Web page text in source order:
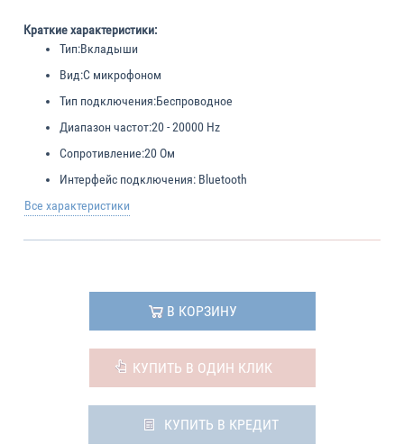
Краткие характеристики:
Тип:Вкладыши
Вид:С микрофоном
Тип подключения:Беспроводное
Диапазон частот:20 - 20000 Hz
Сопротивление:20 Ом
Интерфейс подключения: Bluetooth
Все характеристики
В КОРЗИНУ
КУПИТЬ В ОДИН КЛИК
КУПИТЬ В КРЕДИТ